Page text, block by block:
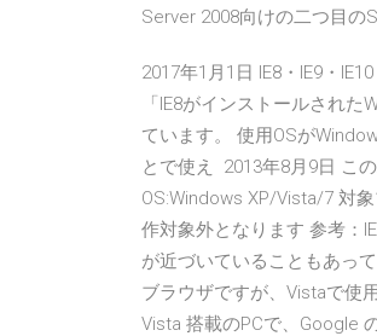
Server 2008向けの二つ目の
2017年1月1日 IE8・IE9・
「IE8がインストールされ
ています。 使用OSが
とで使え 2013年8月9日 こ
OS:Windows XP/Vista/7 対
作対象外となります 参考：
が近づいていることもあっ
ブラウザですが、Vistaで使
Vista 搭載のPCで、Google